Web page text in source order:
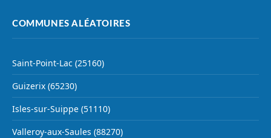
COMMUNES ALÉATOIRES
Saint-Point-Lac (25160)
Guizerix (65230)
Isles-sur-Suippe (51110)
Valleroy-aux-Saules (88270)